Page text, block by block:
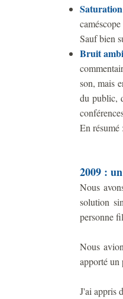
Saturation
Sauf bien
Bruit
son, mais
du public,
En résumé
2009 :
Nous
solution
personne
Nous
apporté un
J'ai appris